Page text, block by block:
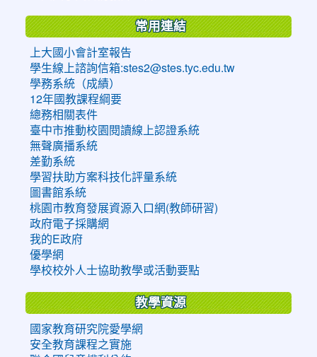
常用連結
上大國小會計室報告
學生線上諮詢信箱:stes2@stes.tyc.edu.tw
學務系統（成績）
12年國教課程綱要
總務相關表件
臺中市推動校園閱讀線上認證系統
無聲廣播系統
差勤系統
學習扶助方案科技化評量系統
圖書館系統
桃園市教育發展資源入口網(教師研習)
政府電子採購網
我的E政府
優學網
學校校外人士協助教學或活動要點
教學資源
國家教育研究院愛學網
安全教育課程之實施